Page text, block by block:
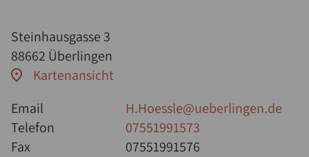
Steinhausgasse 3
88662 Überlingen
Kartenansicht
Email
H.Hoessle@ueberlingen.de
Telefon
07551991573
Fax
07551991576